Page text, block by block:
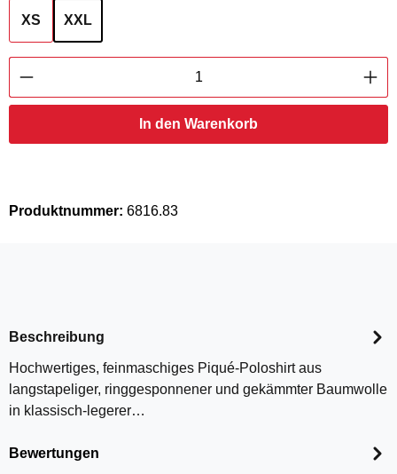
XS XXL
Produkt Anzahl: Gib den gewünschten
In den Warenkorb
Produktnummer: 6816.83
Beschreibung
Hochwertiges, feinmaschiges Piqué-Poloshirt aus
langstapeliger, ringgesponnener und gekämmter Baumwolle
in klassisch-legerer…
Bewertungen